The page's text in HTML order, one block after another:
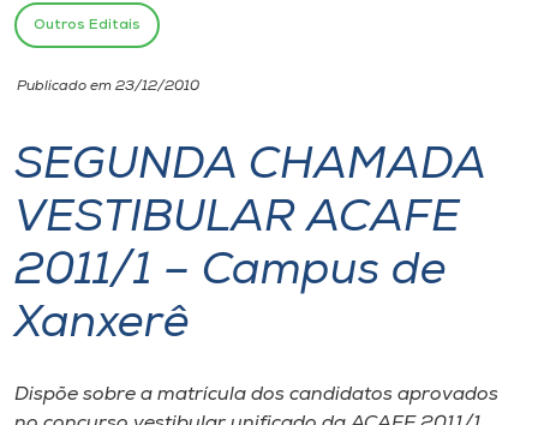
Unoesc
Internacionalização
I.nova
Diplomados
Outros Editais
Publicado em 23/12/2010
SEGUNDA CHAMADA
VESTIBULAR ACAFE
2011/1 – Campus de
Xanxerê
Dispõe sobre a matrícula dos candidatos aprovados